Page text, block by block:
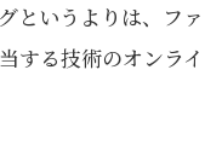
というよりは、ファ
する技術のオンライ